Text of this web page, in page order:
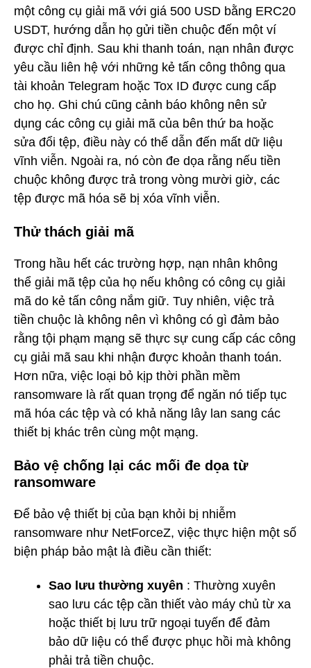
một công cụ giải mã với giá 500 USD bằng ERC20
USDT, hướng dẫn họ gửi tiền chuộc đến một ví
được chỉ định. Sau khi thanh toán, nạn nhân được
yêu cầu liên hệ với những kẻ tấn công thông qua
tài khoản Telegram hoặc Tox ID được cung cấp
cho họ. Ghi chú cũng cảnh báo không nên sử
dụng các công cụ giải mã của bên thứ ba hoặc
sửa đổi tệp, điều này có thể dẫn đến mất dữ liệu
vĩnh viễn. Ngoài ra, nó còn đe dọa rằng nếu tiền
chuộc không được trả trong vòng mười giờ, các
tệp được mã hóa sẽ bị xóa vĩnh viễn.
Thử thách giải mã
Trong hầu hết các trường hợp, nạn nhân không
thể giải mã tệp của họ nếu không có công cụ giải
mã do kẻ tấn công nắm giữ. Tuy nhiên, việc trả
tiền chuộc là không nên vì không có gì đảm bảo
rằng tội phạm mạng sẽ thực sự cung cấp các công
cụ giải mã sau khi nhận được khoản thanh toán.
Hơn nữa, việc loại bỏ kịp thời phần mềm
ransomware là rất quan trọng để ngăn nó tiếp tục
mã hóa các tệp và có khả năng lây lan sang các
thiết bị khác trên cùng một mạng.
Bảo vệ chống lại các mối đe dọa từ
ransomware
Để bảo vệ thiết bị của bạn khỏi bị nhiễm
ransomware như NetForceZ, việc thực hiện một số
biện pháp bảo mật là điều cần thiết:
Sao lưu thường xuyên : Thường xuyên
sao lưu các tệp cần thiết vào máy chủ từ xa
hoặc thiết bị lưu trữ ngoại tuyến để đảm
bảo dữ liệu có thể được phục hồi mà không
phải trả tiền chuộc.